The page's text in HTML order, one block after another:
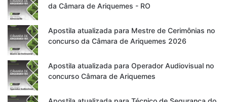
da Câmara de Ariquemes - RO
Apostila atualizada para Mestre de Cerimônias no
concurso da Câmara de Ariquemes 2026
Apostila atualizada para Operador Audiovisual no
concurso Câmara de Ariquemes